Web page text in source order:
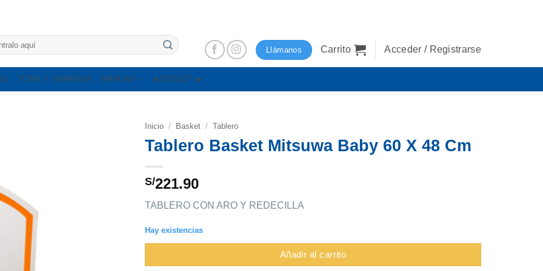
Llámanos Carrito Acceder / Registrarse
YOGA Y GIMNASIA MARCAS 🔥OUTLET 🔥
Inicio / Basket / Tablero
Tablero Basket Mitsuwa Baby 60 X 48 Cm
S/221.90
TABLERO CON ARO Y REDECILLA
Hay existencias
Añadir al carrito